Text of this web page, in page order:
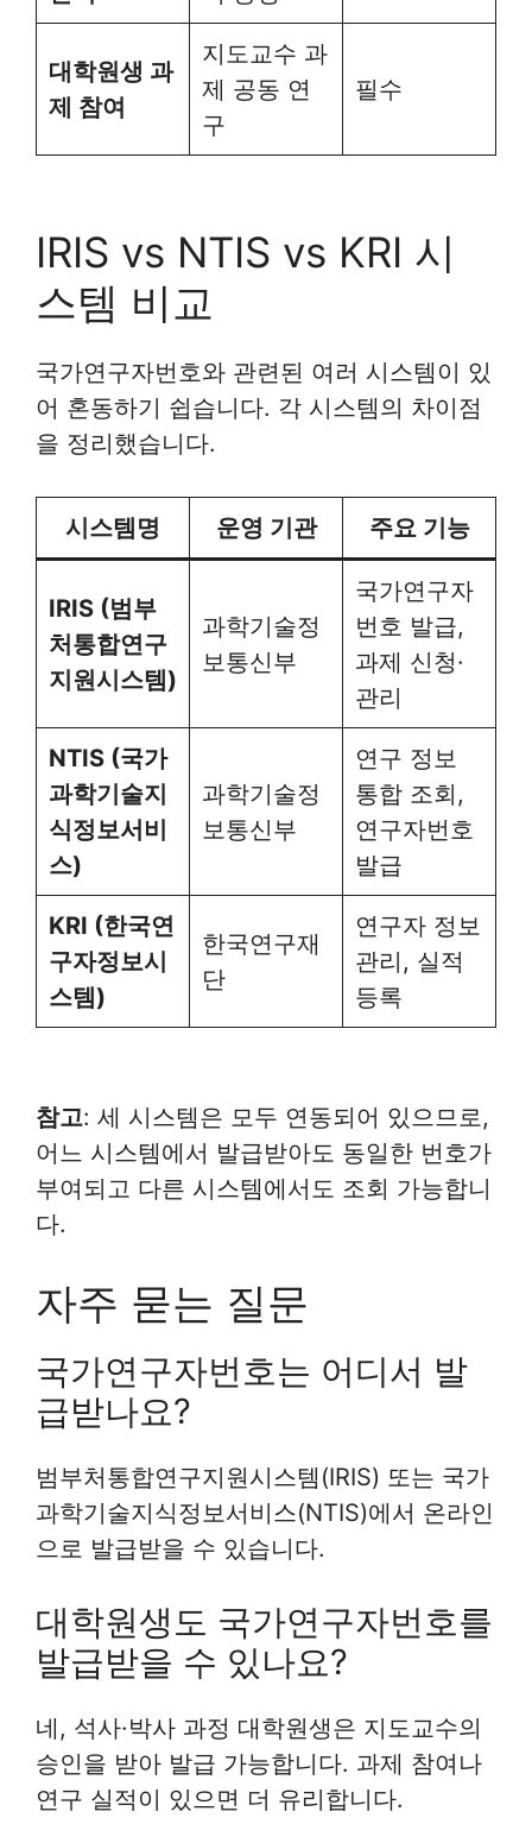
대학원생 과
제 참여
지도교수 과
제 공동 연
구
필수
IRIS vs NTIS vs KRI 시
스템 비교
국가연구자번호와 관련된 여러 시스템이 있
어 혼동하기 쉽습니다. 각 시스템의 차이점
을 정리했습니다.
시스템명 운영 기관 주요 기능
IRIS (범부
처통합연구
지원시스템)
과학기술정
보통신부
국가연구자
번호 발급,
과제 신청·
관리
NTIS (국가
과학기술지
식정보서비
스)
과학기술정
보통신부
연구 정보
통합 조회,
연구자번호
발급
KRI (한국연
구자정보시
스템)
한국연구재
단
연구자 정보
관리, 실적
등록
참고: 세 시스템은 모두 연동되어 있으므로,
어느 시스템에서 발급받아도 동일한 번호가
부여되고 다른 시스템에서도 조회 가능합니
다.
자주 묻는 질문
국가연구자번호는 어디서 발
급받나요?
범부처통합연구지원시스템(IRIS) 또는 국가
과학기술지식정보서비스(NTIS)에서 온라인
으로 발급받을 수 있습니다.
대학원생도 국가연구자번호를
발급받을 수 있나요?
네, 석사·박사 과정 대학원생은 지도교수의
승인을 받아 발급 가능합니다. 과제 참여나
연구 실적이 있으면 더 유리합니다.